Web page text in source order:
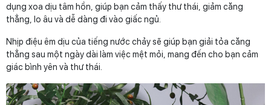
dụng xoa dịu tâm hồn, giúp bạn cảm thấy thư thái, giảm căng
thẳng, lo âu và dễ dàng đi vào giấc ngủ.
Nhịp điệu êm dịu của tiếng nước chảy sẽ giúp bạn giải tỏa căng
thẳng sau một ngày dài làm việc mệt mỏi, mang đến cho bạn cảm
giác bình yên và thư thái.